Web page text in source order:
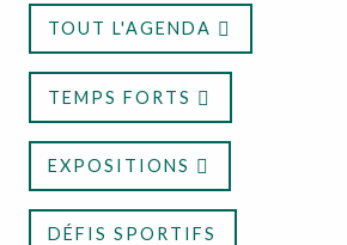
TOUT L'AGENDA
TEMPS FORTS
EXPOSITIONS
DÉFIS SPORTIFS